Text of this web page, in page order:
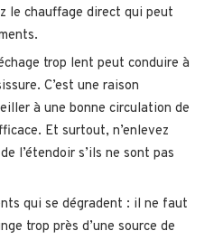
le chauffage direct qui peut
trop lent peut conduire à
C’est une raison
à une bonne circulation de
Et surtout, n’enlevez
l’étendoir s’ils ne sont pas
qui se dégradent : il ne faut
trop près d’une source de